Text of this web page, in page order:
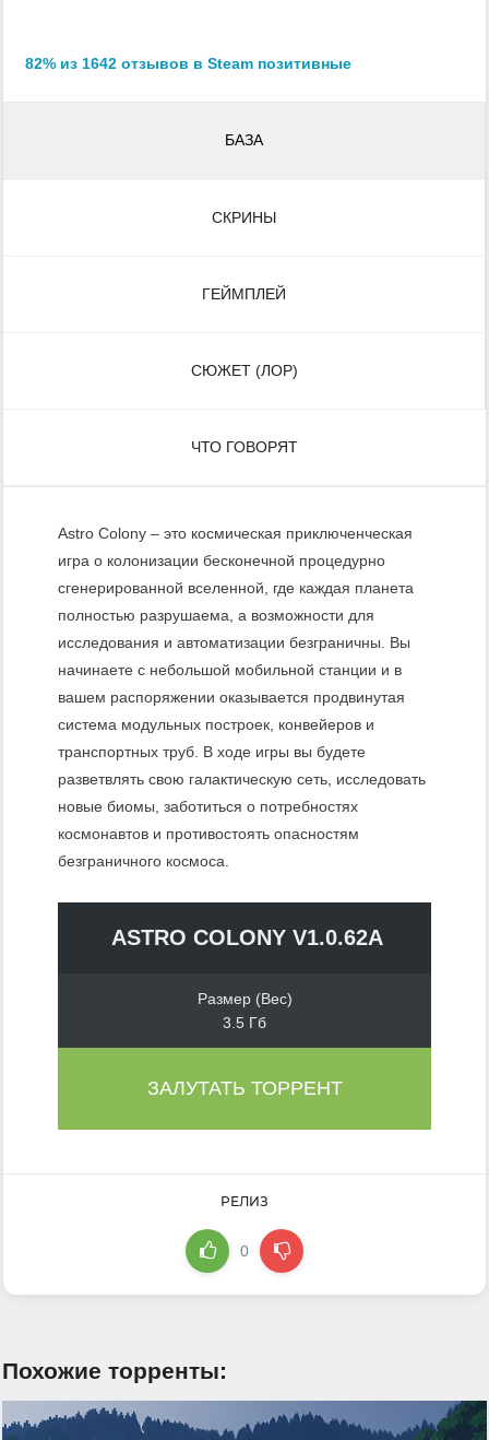
82% из 1642 отзывов в Steam позитивные
БАЗА
СКРИНЫ
ГЕЙМПЛЕЙ
СЮЖЕТ (ЛОР)
ЧТО ГОВОРЯТ
Astro Colony – это космическая приключенческая
игра о колонизации бесконечной процедурно
сгенерированной вселенной, где каждая планета
полностью разрушаема, а возможности для
исследования и автоматизации безграничны. Вы
начинаете с небольшой мобильной станции и в
вашем распоряжении оказывается продвинутая
система модульных построек, конвейеров и
транспортных труб. В ходе игры вы будете
разветвлять свою галактическую сеть, исследовать
новые биомы, заботиться о потребностях
космонавтов и противостоять опасностям
безграничного космоса.
ASTRO COLONY V1.0.62A
Размер (Вес)
3.5 Гб
ЗАЛУТАТЬ ТОРРЕНТ
РЕЛИЗ
0
Похожие торренты: